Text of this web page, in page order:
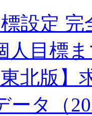
設定
人目標
東北版
ータ（